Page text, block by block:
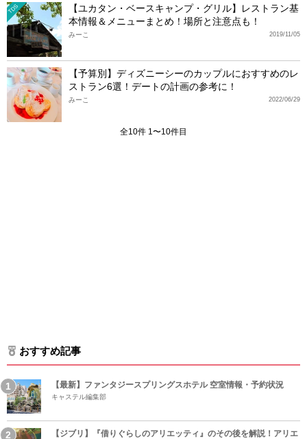
TDS
【ユカタン・ベースキャンプ・グリル】レストラン基
本情報＆メニューまとめ！場所と注意点も！
2019/11/05
みーこ
【予算別】ディズニーシーのカップルにおすすめのレ
ストラン6選！デートの計画の参考に！
2022/06/29
みーこ
全10件 1〜10件目
おすすめ記事
【最新】ファンタジースプリングスホテル 空室情報・予約状況
キャステル編集部
【ジブリ】『借りぐらしのアリエッティ』のその後を解説！アリエ